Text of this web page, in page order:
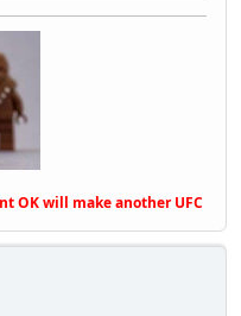
OK will make another UFC